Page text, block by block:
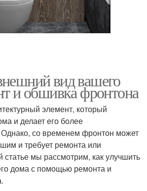
вид вашего
и обшивка фронтона
элемент, который
и делает его более
со временем фронтон может
и требует ремонта или
статье мы рассмотрим, как улучшить
дома с помощью ремонта и